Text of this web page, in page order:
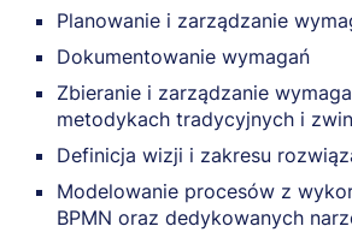
Planowanie i zarządzanie
Dokumentowanie wymagań
Zbieranie i zarządzanie
metodykach tradycyjnych i
Definicja wizji i zakresu
Modelowanie procesów z
BPMN oraz dedykowanych